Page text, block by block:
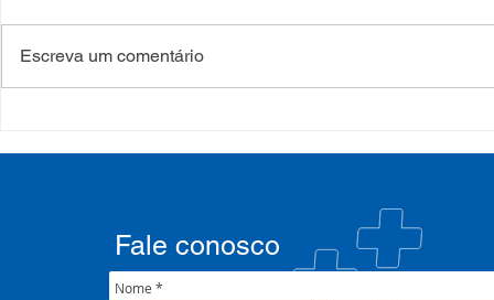
COSEMS/RS reúne gestores
Nacional do CONASEMS
participa
Patrulha
pública
Escreva um comentário
Fale conosco